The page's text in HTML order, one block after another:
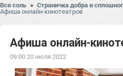
Вся соль » Страничка добра и
Афиша онлайн-кинотеатров
Афиша онлайн-
09:00 20 июля 2022